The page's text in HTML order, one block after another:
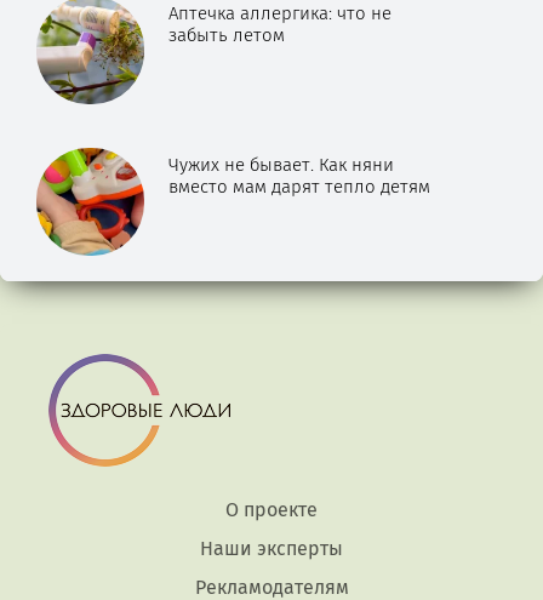
Аптечка аллергика: что не
забыть летом
Чужих не бывает. Как няни
вместо мам дарят тепло детям
О проекте
Наши эксперты
Рекламодателям